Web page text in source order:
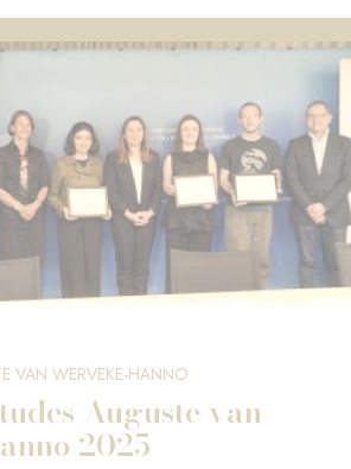
VAN WERVEKE-HANNO
Auguste van
2025